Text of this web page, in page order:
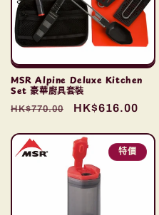
MSR Alpine Deluxe Kitchen
Set 豪華廚具套裝
定
HK$770.00
售
HK$616.00
特價